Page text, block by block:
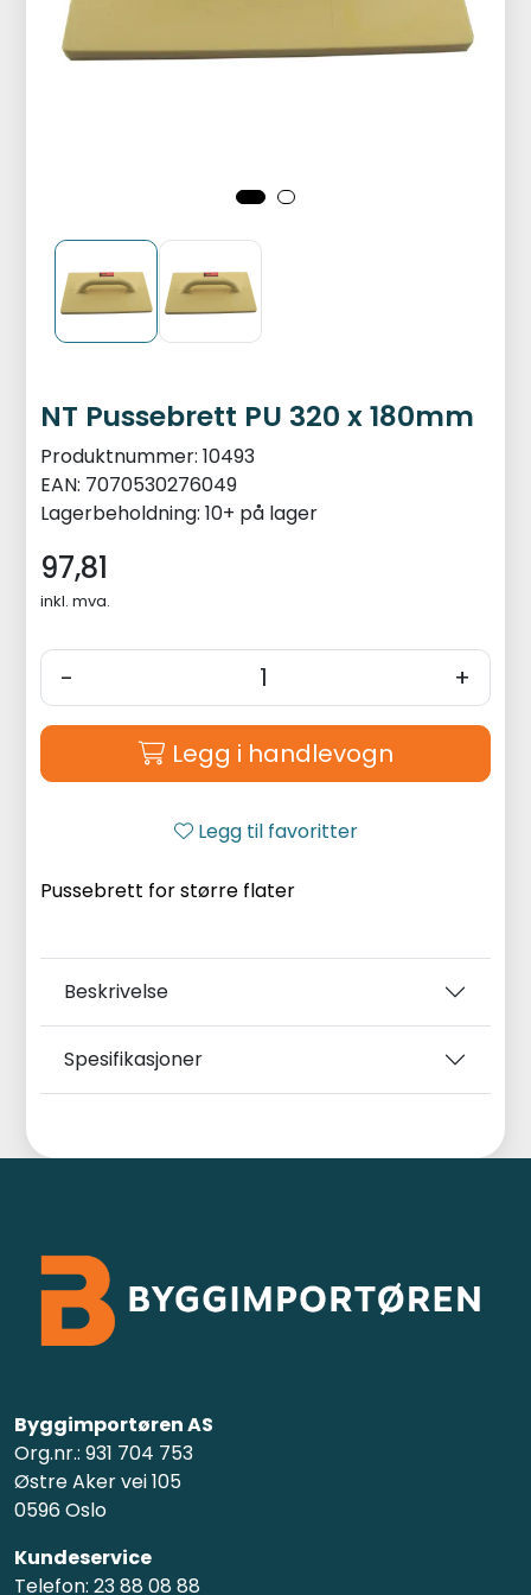
NT Pussebrett PU 320 x 180mm
Produktnummer: 10493
EAN: 7070530276049
Lagerbeholdning: 10+ på lager
97,81
inkl. mva.
- +
Legg i handlevogn
Legg til favoritter
Pussebrett for større flater
Beskrivelse
Spesifikasjoner
Byggimportøren AS
Org.nr.: 931 704 753
Østre Aker vei 105
0596 Oslo
Kundeservice
Telefon: 23 88 08 88